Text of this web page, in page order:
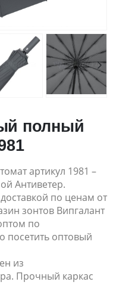
полный
артикул 1981 –
Антиветер.
по ценам от
зонтов Випгалант
по
посетить оптовый
из
Прочный каркас